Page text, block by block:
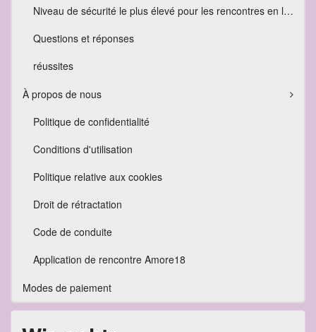
Niveau de sécurité le plus élevé pour les rencontres en ligne
Questions et réponses
réussites
À propos de nous
Politique de confidentialité
Conditions d'utilisation
Politique relative aux cookies
Droit de rétractation
Code de conduite
Application de rencontre Amore18
Modes de paiement